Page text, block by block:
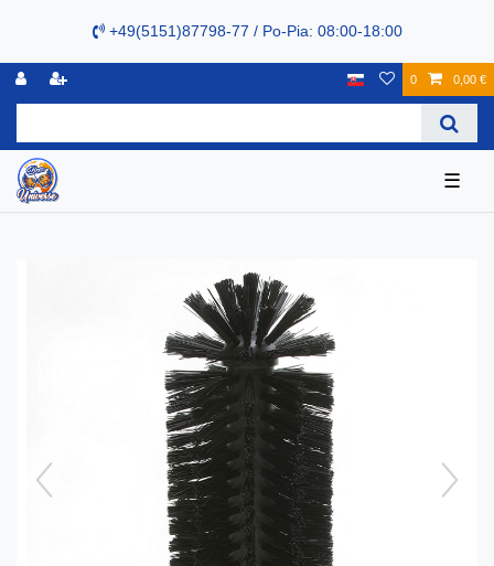
+49(5151)87798-77 / Po-Pia: 08:00-18:00
0 0,00 €
☰